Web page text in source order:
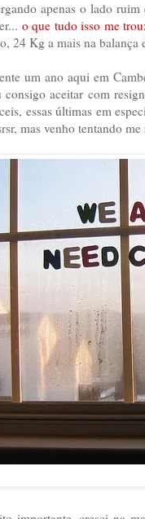
apenas o lado
o que tudo isso me
24 Kg a mais na
um ano aqui em
consigo aceitar com
essas últimas em
mas venho tentando